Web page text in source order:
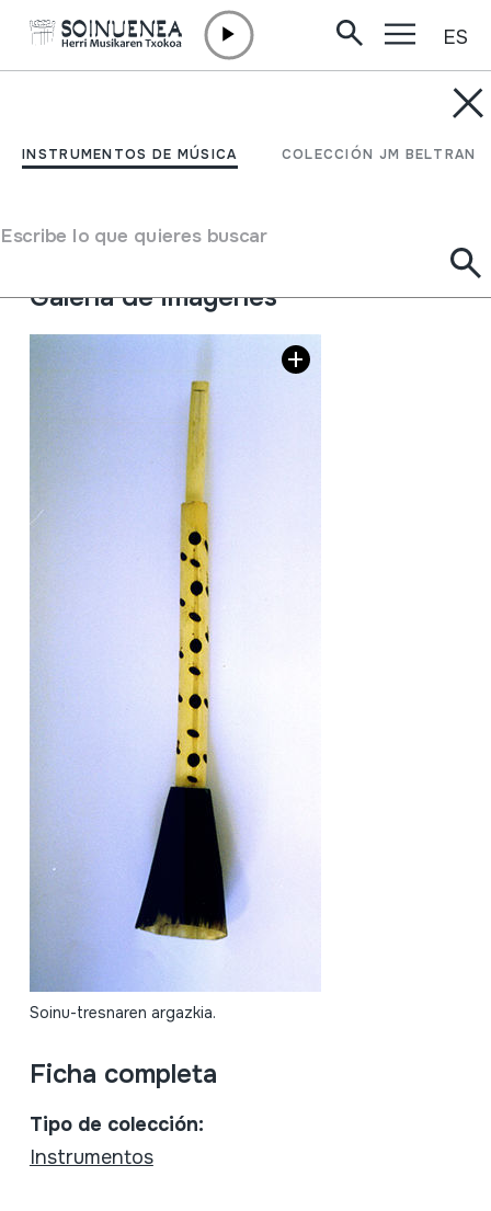
INSTRUMENTOS DE MÚSICA COLECCIÓN JM BELTRAN
Escribe lo que quieres buscar
ES
GHAITA
Tipo de Instrumento de música
Aerófonos
Lengüetas
Galería de imágenes
Soinu-tresnaren argazkia.
Ficha completa
Tipo de colección:
Instrumentos